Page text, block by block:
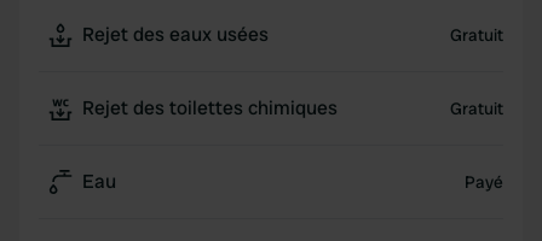
Rejet des eaux usées Gratuit
Rejet des toilettes chimiques Gratuit
Eau Payé